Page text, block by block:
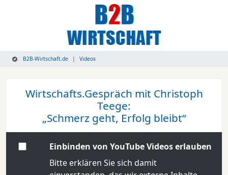
B2B-Wirtschaft.de Videos
Wirtschafts.Gespräch mit Christoph
Teege:
„Schmerz geht, Erfolg bleibt“
Einbinden von YouTube Videos erlauben
Bitte erklären Sie sich damit